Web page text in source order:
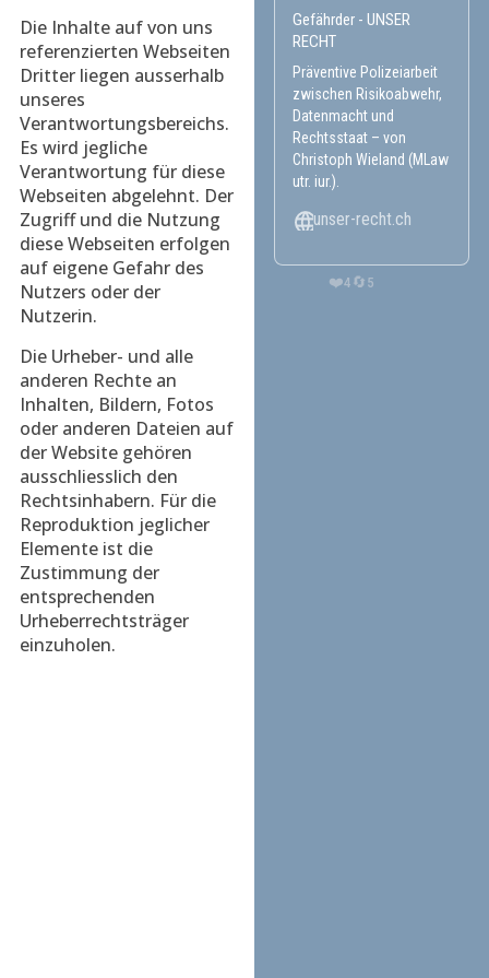
Die Inhalte auf von uns
referenzierten Webseiten
Dritter liegen ausserhalb
unseres
Verantwortungsbereichs.
Es wird jegliche
Verantwortung für diese
Webseiten abgelehnt. Der
Zugriff und die Nutzung
diese Webseiten erfolgen
auf eigene Gefahr des
Nutzers oder der
Nutzerin.
Die Urheber- und alle
anderen Rechte an
Inhalten, Bildern, Fotos
oder anderen Dateien auf
der Website gehören
ausschliesslich den
Rechtsinhabern. Für die
Reproduktion jeglicher
Elemente ist die
Zustimmung der
entsprechenden
Urheberrechtsträger
einzuholen.
Gefährder - UNSER
RECHT
Präventive Polizeiarbeit
zwischen Risikoabwehr,
Datenmacht und
Rechtsstaat – von
Christoph Wieland (MLaw
utr. iur.).
unser-recht.ch
❤️4 🔄 5